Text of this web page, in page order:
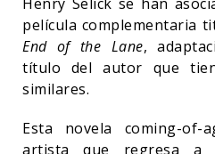
película complementaria
End of the Lane,
título del autor que
similares.
Esta novela coming-
artista que regresa a